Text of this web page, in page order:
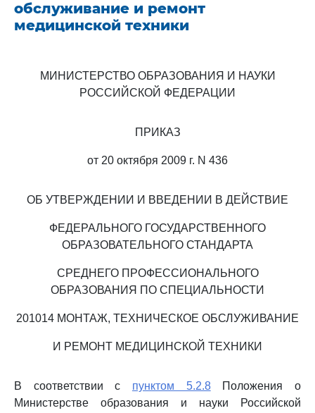
обслуживание и ремонт
медицинской техники
МИНИСТЕРСТВО ОБРАЗОВАНИЯ И НАУКИ
РОССИЙСКОЙ ФЕДЕРАЦИИ
ПРИКАЗ
от 20 октября 2009 г. N 436
ОБ УТВЕРЖДЕНИИ И ВВЕДЕНИИ В ДЕЙСТВИЕ
ФЕДЕРАЛЬНОГО ГОСУДАРСТВЕННОГО
ОБРАЗОВАТЕЛЬНОГО СТАНДАРТА
СРЕДНЕГО ПРОФЕССИОНАЛЬНОГО
ОБРАЗОВАНИЯ ПО СПЕЦИАЛЬНОСТИ
201014 МОНТАЖ, ТЕХНИЧЕСКОЕ ОБСЛУЖИВАНИЕ
И РЕМОНТ МЕДИЦИНСКОЙ ТЕХНИКИ
В соответствии с пунктом 5.2.8Положения о
Министерстве образования и науки Российской